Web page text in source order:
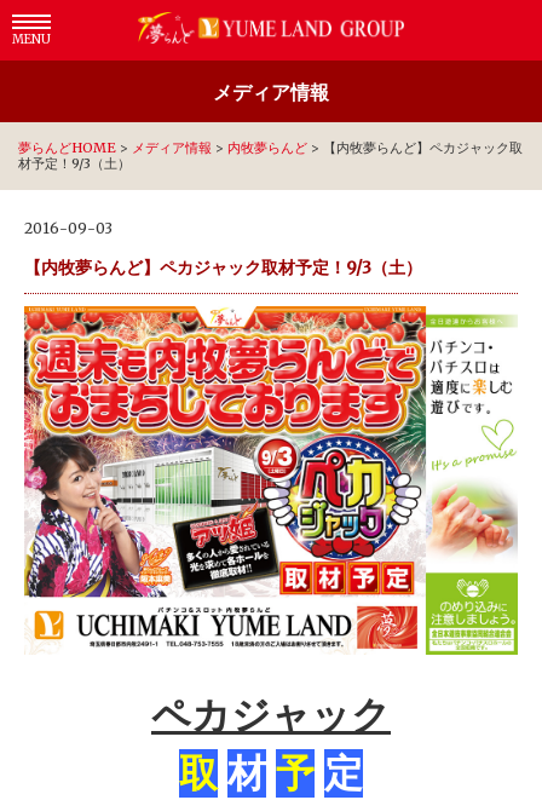
MENU
メディア情報
夢らんどHOME > メディア情報 > 内牧夢らんど >
【内牧夢らんど】ペカジャック取
材予定！9/3（土）
2016-09-03
【内牧夢らんど】ペカジャック取材予定！9/3（土）
ペカジャック
取 材 予 定